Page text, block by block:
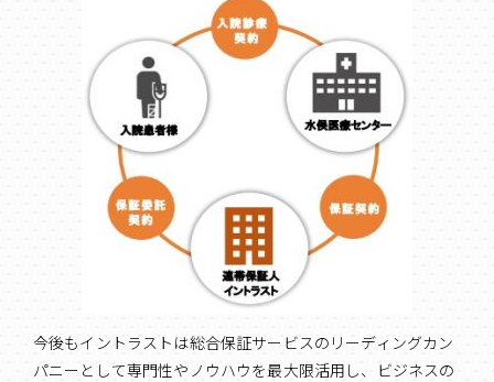
今後もイントラストは総合保証サービスのリーディングカン
パニーとして専門性やノウハウを最大限活用し、ビジネスの